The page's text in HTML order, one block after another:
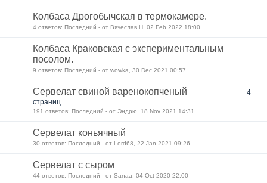
Колбаса Дрогобычская в термокамере.
4 ответов: Последний - от Вячеслав Н, 02 Feb 2022 18:00
Колбаса Краковская с экспериментальным
посолом.
9 ответов: Последний - от wowka, 30 Dec 2021 00:57
Сервелат свиной варенокопченый
4
страниц
191 ответов: Последний - от Эндрю, 18 Nov 2021 14:31
Сервелат коньячный
30 ответов: Последний - от Lord68, 22 Jan 2021 09:26
Сервелат с сыром
44 ответов: Последний - от Sanaa, 04 Oct 2020 22:00